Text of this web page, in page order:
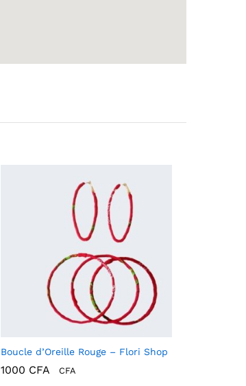
Boucle d’Oreille Rouge – Flori Shop
1000 CFA CFA